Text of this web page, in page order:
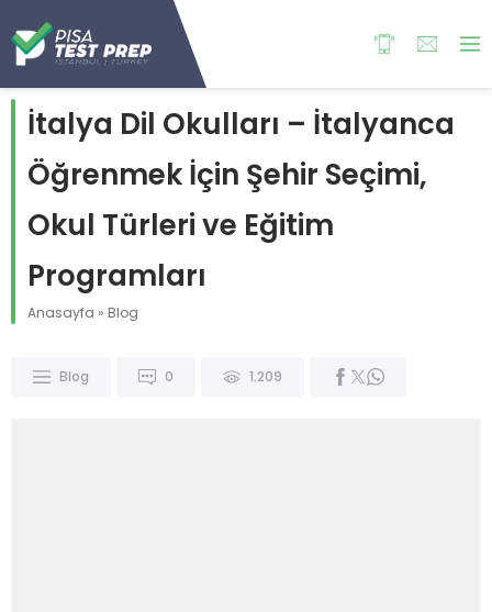
İtalya Dil Okulları – İtalyanca
Öğrenmek İçin Şehir Seçimi,
Okul Türleri ve Eğitim
Programları
Anasayfa » Blog
Blog 0 1.209